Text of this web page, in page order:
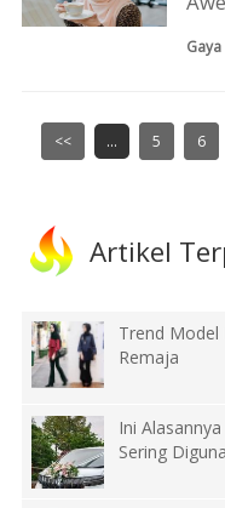
<< ... 5 6
Artikel
Trend
Remaja
Ini
Sering